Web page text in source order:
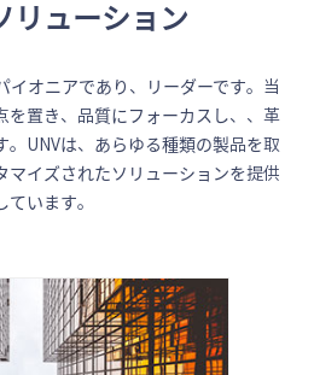
リューション
イオニアであり、リーダーです。当
を置き、品質にフォーカスし、、革
。UNVは、あらゆる種類の製品を取
マイズされたソリューションを提供
ています。